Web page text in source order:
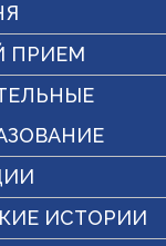
ПРИЕМ
ИСТОРИИ